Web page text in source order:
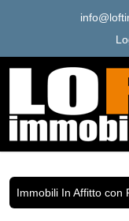
Immobili In Affitto con